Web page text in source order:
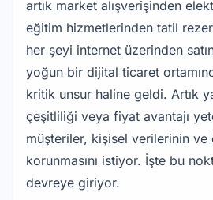
artık market alışverişinden
eğitim hizmetlerinden tatil
her şeyi internet üzerinden
yoğun bir dijital ticaret
kritik unsur haline geldi. Artık
çeşitliliği veya fiyat avantajı
müşteriler, kişisel verilerinin
korunmasını istiyor. İşte bu
devreye giriyor.